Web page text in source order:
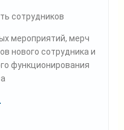
сотрудников
мероприятий, мерч
нового сотрудника и
функционирования